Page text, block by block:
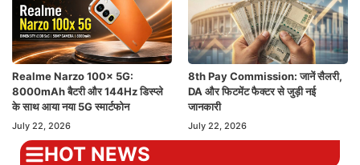
Realme Narzo 100x 5G:
8000mAh बैटरी और 144Hz डिस्प्ले
के साथ आया नया 5G स्मार्टफोन
July 22, 2026
8th Pay Commission: जानें सैलरी,
DA और फिटमेंट फैक्टर से जुड़ी नई
जानकारी
July 22, 2026
HOT NEWS